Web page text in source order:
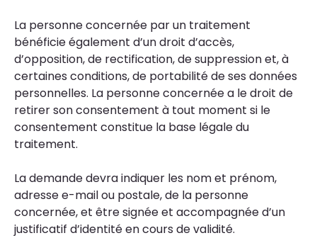
La personne concernée par un traitement
bénéficie également d’un droit d’accès,
d’opposition, de rectification, de suppression et, à
certaines conditions, de portabilité de ses données
personnelles. La personne concernée a le droit de
retirer son consentement à tout moment si le
consentement constitue la base légale du
traitement.
La demande devra indiquer les nom et prénom,
adresse e-mail ou postale, de la personne
concernée, et être signée et accompagnée d’un
justificatif d’identité en cours de validité.